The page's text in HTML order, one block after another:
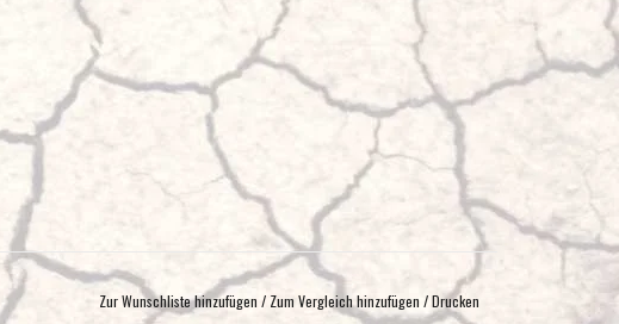
Zur Wunschliste hinzufügen / Zum Vergleich hinzufügen /Drucken